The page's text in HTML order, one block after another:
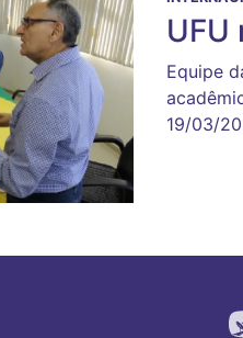
Equipe
19/03/